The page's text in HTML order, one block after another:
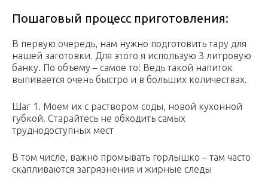
Пошаговый процесс приготовления:
В первую очередь, нам нужно подготовить тару для
нашей заготовки. Для этого я использую 3 литровую
банку. По объему – самое то! Ведь такой напиток
выпивается очень быстро и в больших количествах.
Шаг 1. Моем их с раствором соды, новой кухонной
губкой. Старайтесь не обходить самых
труднодоступных мест
В том числе, важно промывать горлышко – там часто
скапливаются загрязнения и жирные следы